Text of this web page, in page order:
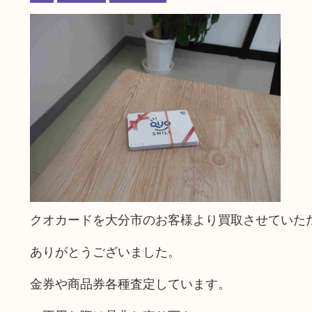
クオカードを大分市のお客様より買取させていた
ありがとうございました。
金券や商品券各種査定しています。